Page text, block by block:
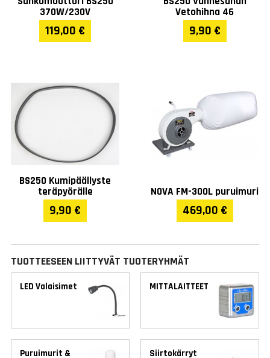
370W/230V
119,00 €
Vetohihna 46
9,90 €
BS250 Kumipäällyste
teräpyörälle
9,90 €
NOVA FM-300L puruimuri
469,00 €
TUOTTEESEEN LIITTYVÄT TUOTERYHMÄT
LED Valaisimet MITTALAITTEET
Puruimurit &
Siirtokärryt